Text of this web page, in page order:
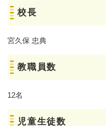
校長
宮久保 忠典
教職員数
12名
児童生徒数